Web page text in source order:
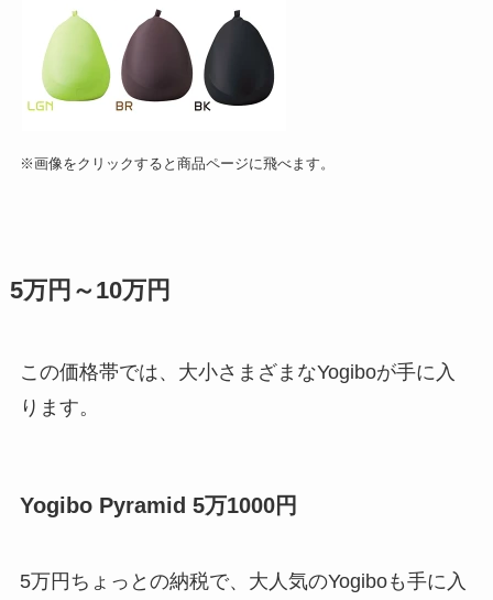
※画像をクリックすると商品ページに飛べます。
5万円～10万円
この価格帯では、大小さまざまなYogiboが手に入
ります。
Yogibo Pyramid 5万1000円
5万円ちょっとの納税で、大人気のYogiboも手に入